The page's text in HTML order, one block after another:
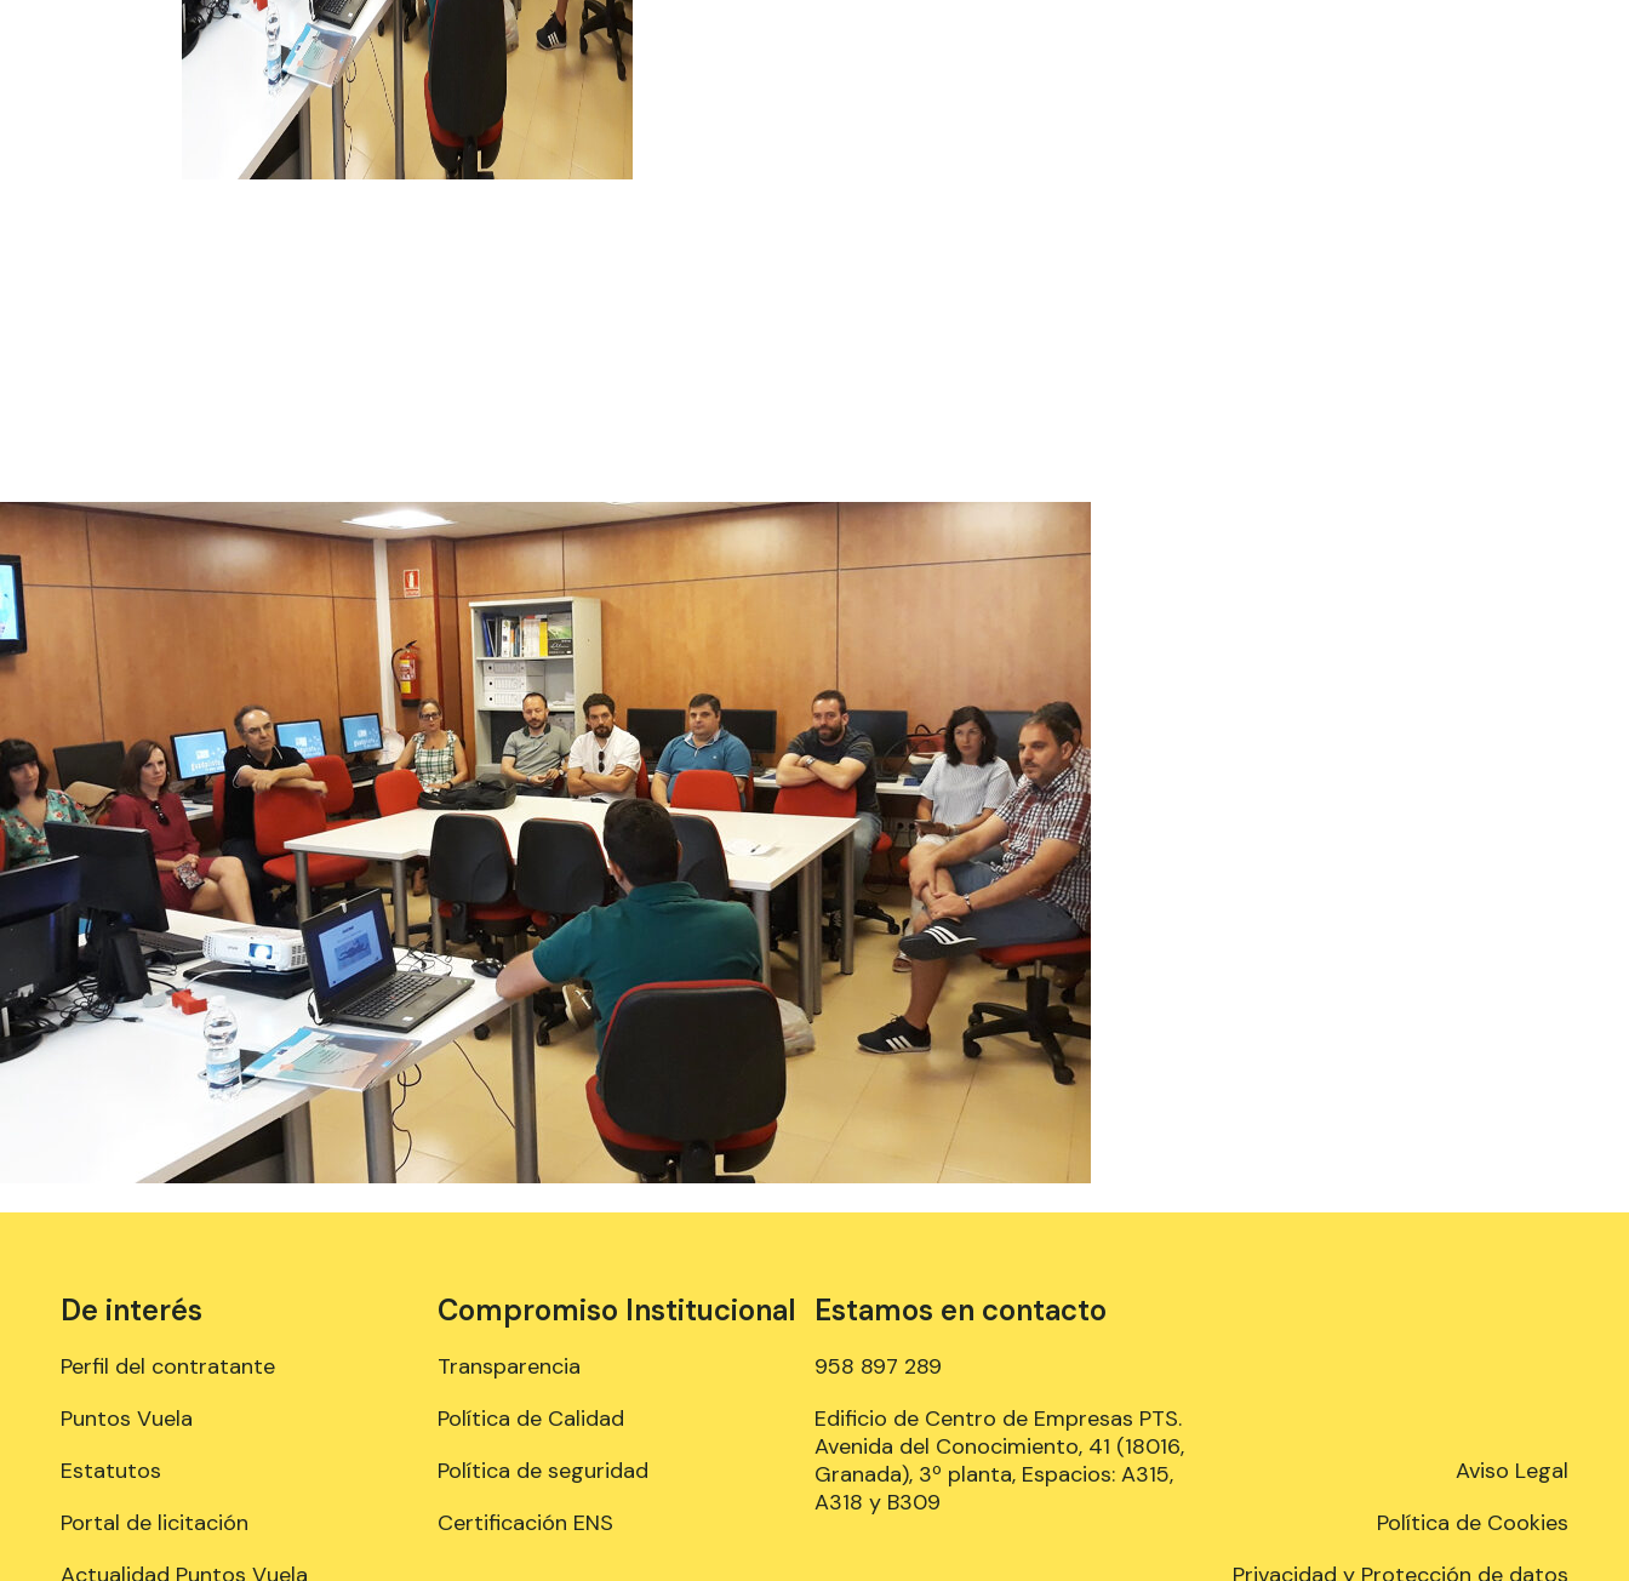
De interés
Perfil del contratante
Puntos Vuela
Estatutos
Portal de licitación
Actualidad Puntos Vuela
Compromiso Institucional
Transparencia
Política de Calidad
Política de seguridad
Certificación ENS
Estamos en contacto
958 897 289
Edificio de Centro de Empresas PTS.
Avenida del Conocimiento, 41 (18016,
Granada), 3º planta, Espacios: A315,
A318 y B309
Aviso Legal
Política de Cookies
Privacidad y Protección de datos